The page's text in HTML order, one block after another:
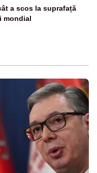
a scos la suprafață
mondial